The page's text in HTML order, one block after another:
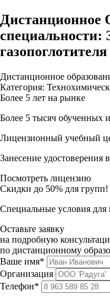
Дистанционное
специальности:
Дистанционное
Категория:
Более 5 лет на рынке
Более 5 тысяч обученных
Лицензионный учебный
Занесение удостоверения
Посмотреть лицензию
Скидки до 50% для групп!
Специальные условия
Оставьте заявку
на подробную
по дистанционному
Ваше имя*
Организация
Телефон*